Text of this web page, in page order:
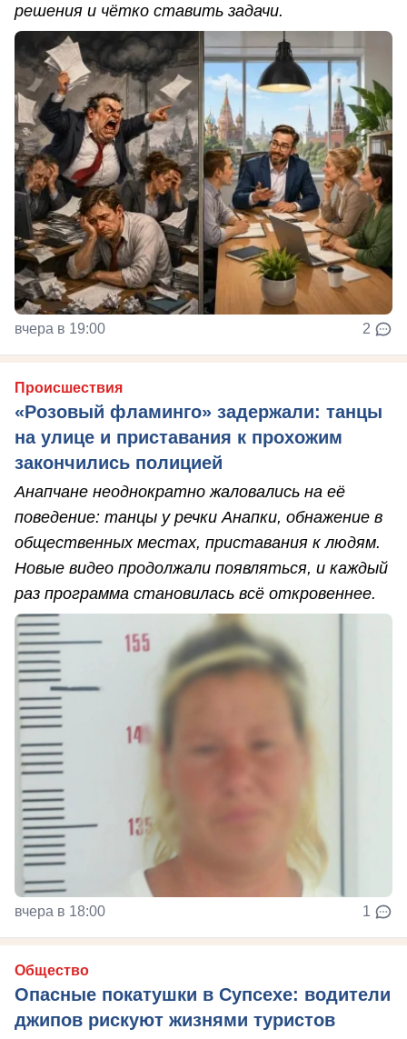
решения и чётко ставить задачи.
вчера в 19:00 2
Происшествия
«Розовый фламинго» задержали: танцы
на улице и приставания к прохожим
закончились полицией
Анапчане неоднократно жаловались на её
поведение: танцы у речки Анапки, обнажение в
общественных местах, приставания к людям.
Новые видео продолжали появляться, и каждый
раз программа становилась всё откровеннее.
вчера в 18:00 1
Общество
Опасные покатушки в Супсехе: водители
джипов рискуют жизнями туристов